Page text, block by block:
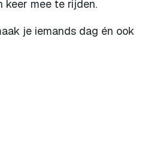
keer mee te rijden.
je iemands dag én ook